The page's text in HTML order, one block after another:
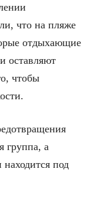
что на пляже
отдыхающие
оставляют
чтобы
группа, а
находится под